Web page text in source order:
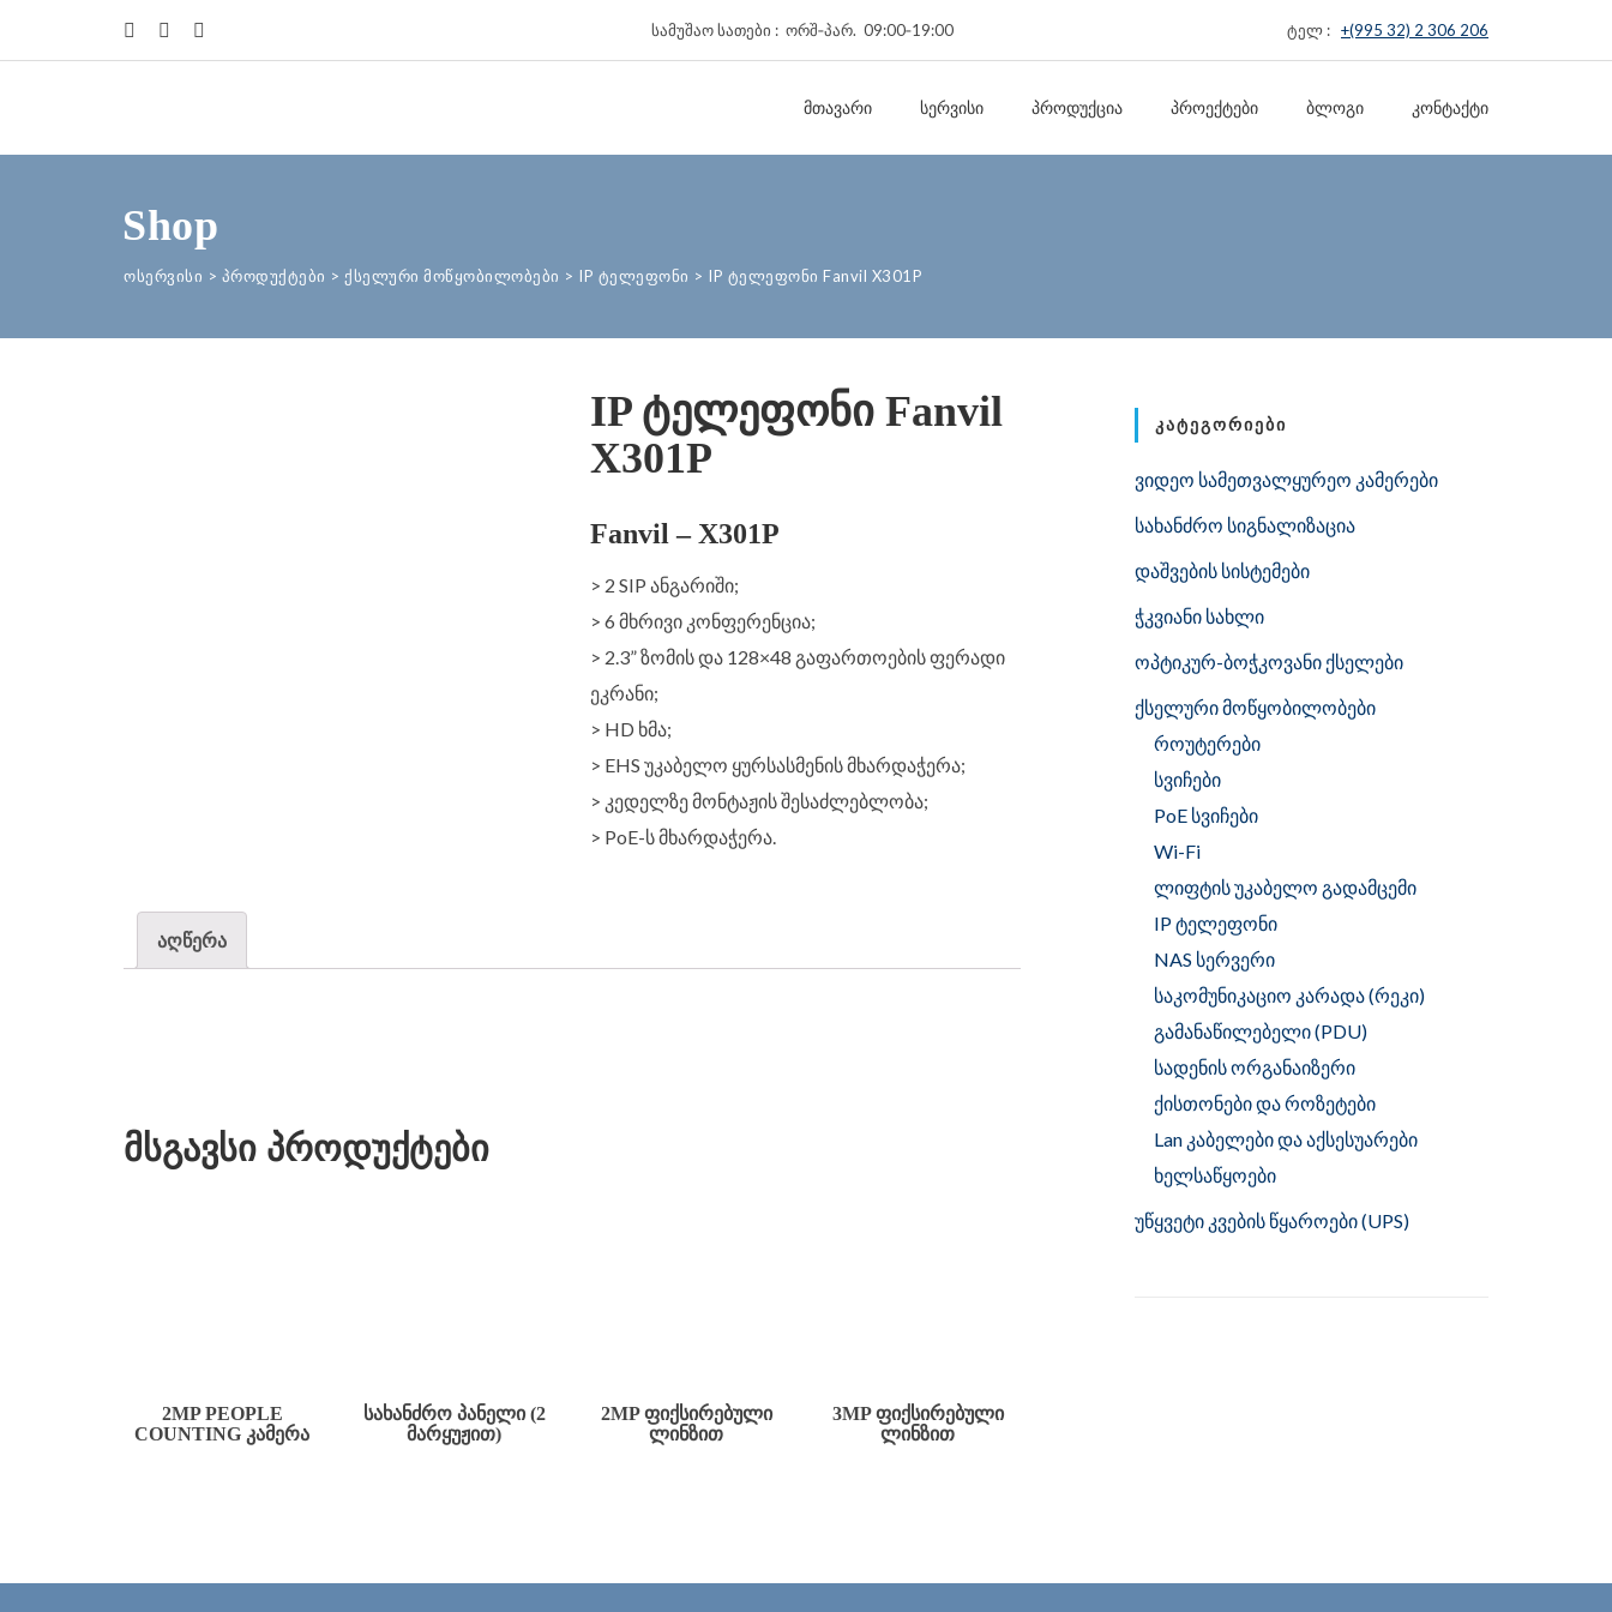
სამუშაო სათები : ორშ‑პარ. 09:00‑19:00 ტელ : +(995 32) 2 306 206
ᲛᲗᲐᲕᲐᲠᲘ ᲡᲔᲠᲕᲘᲡᲘ ᲞᲠᲝᲓᲣᲥᲪᲘᲐ ᲞᲠᲝᲔᲥᲢᲔᲑᲘ ᲑᲚᲝᲒᲘ ᲙᲝᲜᲢᲐᲥᲢᲘ
Shop
ოსერვისი > პროდუქტები > ქსელური მოწყობილობები > IP ტელეფონი > IP ტელეფონი Fanvil X301P
IP ტელეფონი Fanvil
X301P
Fanvil – X301P
> 2 SIP ანგარიში;
> 6 მხრივი კონფერენცია;
> 2.3” ზომის და 128×48 გაფართოების ფერადი
ეკრანი;
> HD ხმა;
> EHS უკაბელო ყურსასმენის მხარდაჭერა;
> კედელზე მონტაჟის შესაძლებლობა;
> PoE-ს მხარდაჭერა.
აღწერა
მსგავსი პროდუქტები
2MP PEOPLE
COUNTING ᲙᲐᲛᲔᲠᲐ
ᲡᲐᲮᲐᲜᲫᲠᲝ ᲞᲐᲜᲔᲚᲘ (2
ᲛᲐᲠᲧᲣᲟᲘᲗ)
2MP ᲤᲘᲥᲡᲘᲠᲔᲑᲣᲚᲘ
ᲚᲘᲜᲖᲘᲗ
3MP ᲤᲘᲥᲡᲘᲠᲔᲑᲣᲚᲘ
ᲚᲘᲜᲖᲘᲗ
ᲙᲐᲢᲔᲒᲝᲠᲘᲔᲑᲘ
ვიდეო სამეთვალყურეო კამერები
სახანძრო სიგნალიზაცია
დაშვების სისტემები
ჭკვიანი სახლი
ოპტიკურ-ბოჭკოვანი ქსელები
ქსელური მოწყობილობები
როუტერები
სვიჩები
PoE სვიჩები
Wi-Fi
ლიფტის უკაბელო გადამცემი
IP ტელეფონი
NAS სერვერი
საკომუნიკაციო კარადა (რეკი)
გამანაწილებელი (PDU)
სადენის ორგანაიზერი
ქისთონები და როზეტები
Lan კაბელები და აქსესუარები
ხელსაწყოები
უწყვეტი კვების წყაროები (UPS)